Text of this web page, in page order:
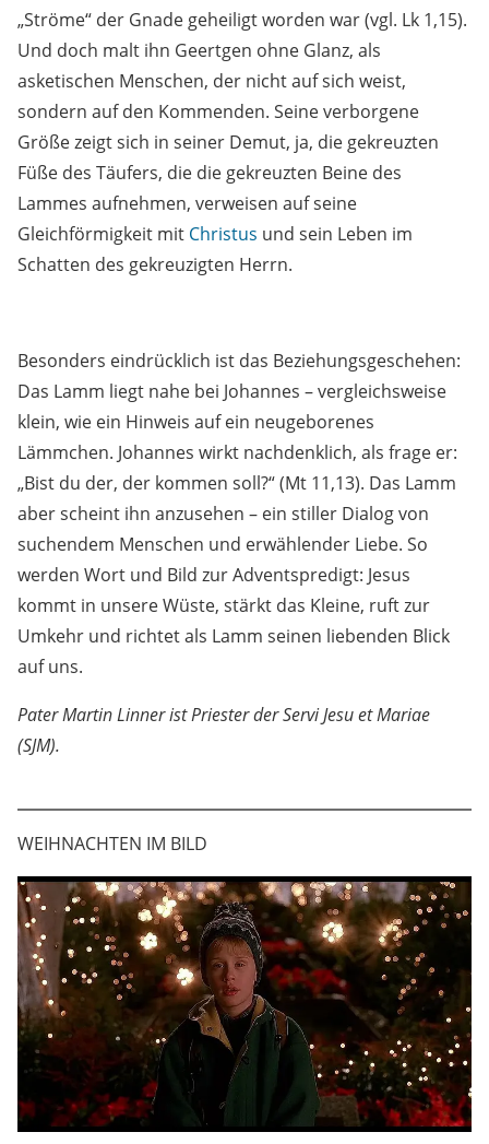
Geborenen, da er bereits im Mutterleib durch
„Ströme“ der Gnade geheiligt worden war (vgl. Lk 1,15).
Und doch malt ihn Geertgen ohne Glanz, als
asketischen Menschen, der nicht auf sich weist,
sondern auf den Kommenden. Seine verborgene
Größe zeigt sich in seiner Demut, ja, die gekreuzten
Füße des Täufers, die die gekreuzten Beine des
Lammes aufnehmen, verweisen auf seine
Gleichförmigkeit mit
Christus
Schatten des gekreuzigten Herrn.
Besonders eindrücklich ist das Beziehungsgeschehen:
Das Lamm liegt nahe bei Johannes – vergleichsweise
klein, wie ein Hinweis auf ein neugeborenes
Lämmchen. Johannes wirkt nachdenklich, als frage er:
„Bist du der, der kommen soll?“ (Mt 11,13). Das Lamm
aber scheint ihn anzusehen – ein stiller Dialog von
suchendem Menschen und erwählender Liebe. So
werden Wort und Bild zur Adventspredigt: Jesus
kommt in unsere Wüste, stärkt das Kleine, ruft zur
Umkehr und richtet als Lamm seinen liebenden Blick
Pater Martin Linner ist Priester der Servi Jesu et Mariae